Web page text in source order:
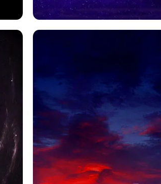
スペース 紫の Sf